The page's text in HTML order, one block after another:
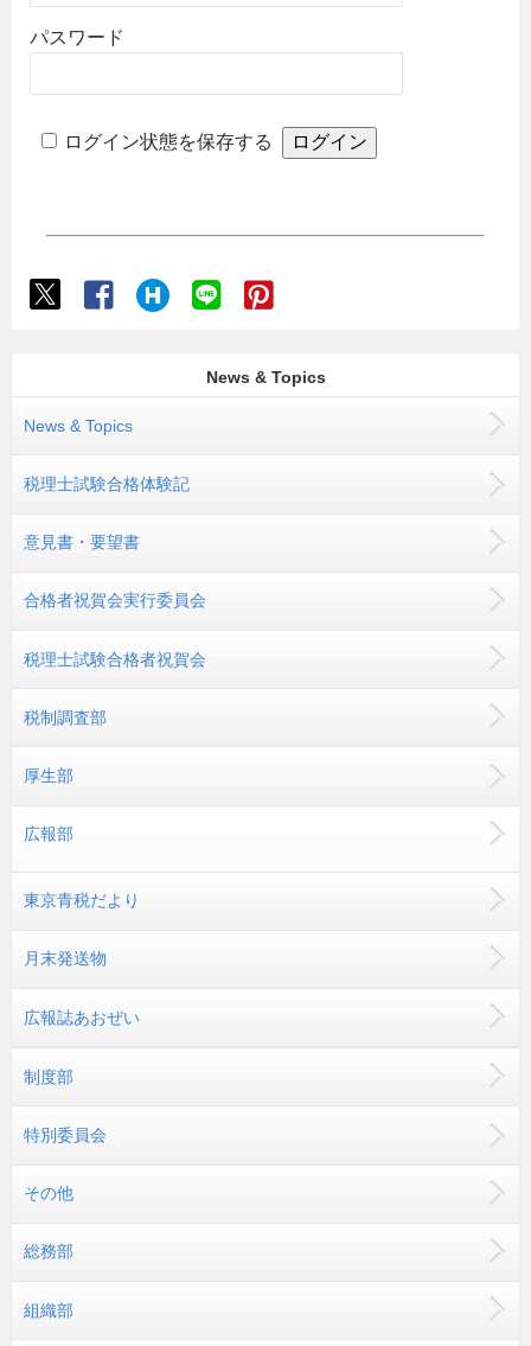
パスワード
ログイン状態を保存する
News & Topics
News & Topics
税理士試験合格体験記
意見書・要望書
合格者祝賀会実行委員会
税理士試験合格者祝賀会
税制調査部
厚生部
広報部
東京青税だより
月末発送物
広報誌あおぜい
制度部
特別委員会
その他
総務部
組織部